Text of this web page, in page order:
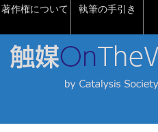
著作権について 執筆の手引き